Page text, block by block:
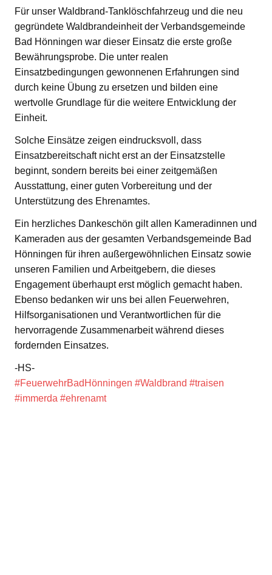
Für unser Waldbrand-Tanklöschfahrzeug und die neu
gegründete Waldbrandeinheit der Verbandsgemeinde
Bad Hönningen war dieser Einsatz die erste große
Bewährungsprobe. Die unter realen
Einsatzbedingungen gewonnenen Erfahrungen sind
durch keine Übung zu ersetzen und bilden eine
wertvolle Grundlage für die weitere Entwicklung der
Einheit.
Solche Einsätze zeigen eindrucksvoll, dass
Einsatzbereitschaft nicht erst an der Einsatzstelle
beginnt, sondern bereits bei einer zeitgemäßen
Ausstattung, einer guten Vorbereitung und der
Unterstützung des Ehrenamtes.
Ein herzliches Dankeschön gilt allen Kameradinnen und
Kameraden aus der gesamten Verbandsgemeinde Bad
Hönningen für ihren außergewöhnlichen Einsatz sowie
unseren Familien und Arbeitgebern, die dieses
Engagement überhaupt erst möglich gemacht haben.
Ebenso bedanken wir uns bei allen Feuerwehren,
Hilfsorganisationen und Verantwortlichen für die
hervorragende Zusammenarbeit während dieses
fordernden Einsatzes.
-HS-
#FeuerwehrBadHönningen #Waldbrand #traisen
#immerda #ehrenamt